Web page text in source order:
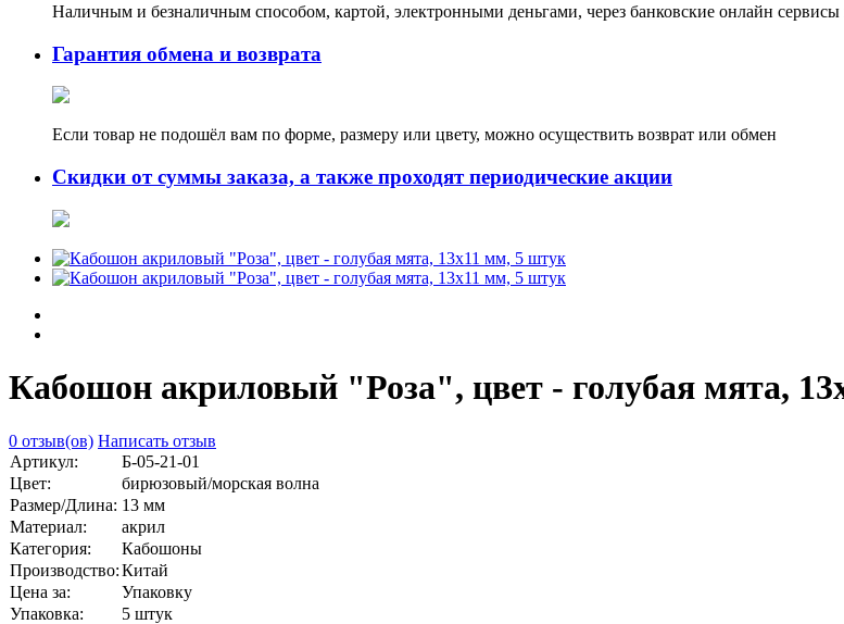
Наличным и безналичным способом, картой, электронными деньгами, через банковские онлайн
Гарантия обмена и возврата
Если товар не подошёл вам по форме, размеру или цвету, можно осуществить возврат или обмен
Скидки от суммы заказа, а также проходят периодические акции
Кабошон акриловый "Роза", цвет - голубая мята,
0 отзыв(ов) Написать отзыв
Артикул:
Б-05-21-01
Цвет:
бирюзовый/морская волна
Размер/Длина: 13 мм
Материал:
акрил
Категория:
Кабошоны
Производство:Китай
Цена за:
Упаковку
Упаковка:
5 штук